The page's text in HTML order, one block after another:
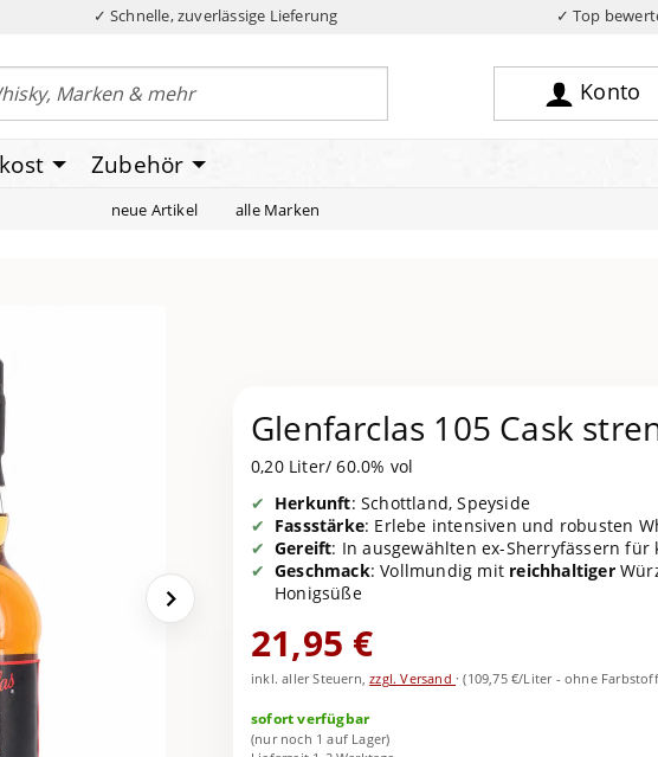
✓ Schnelle, zuverlässige Lieferung ✓ Top
Konto
Zubehör
neue Artikel alle Marken
Glenfarclas 105 Cask
0,20 Liter/ 60.0% vol
Herkunft: Schottland, Speyside
Fassstärke: Erlebe intensiven und robusten
Gereift: In ausgewählten ex-Sherryfässern für
Geschmack: Vollmundig mit reichhaltiger
Honigsüße
21,95 €
inkl. aller Steuern,zzgl. Versand ·(109,75 €/Liter - ohne
sofort verfügbar
(nur noch 1 auf Lager)